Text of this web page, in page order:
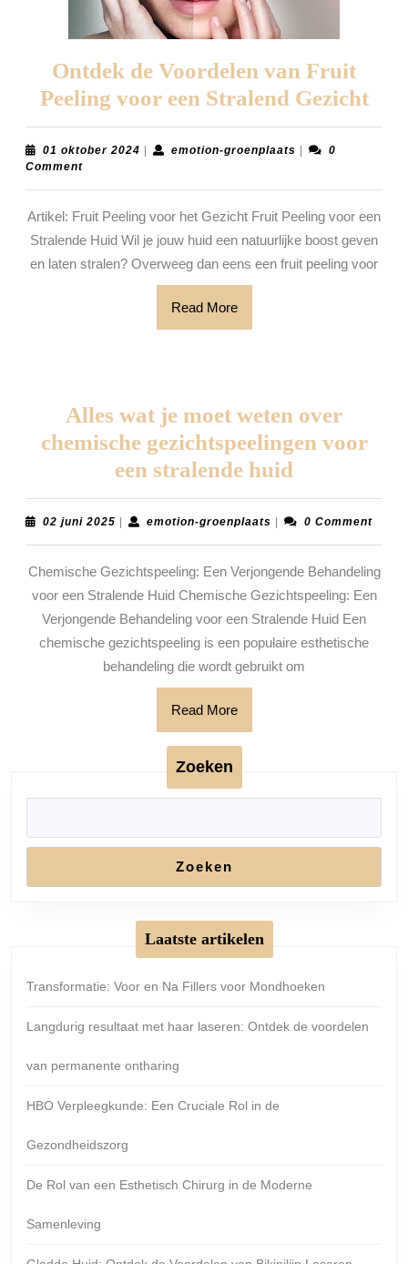
Ontdek de Voordelen van Fruit
Peeling voor een Stralend Gezicht
de
01 oktober 2024 01
| emotion-groenplaatsemotion-
|
0
Comment
Artikel: Fruit Peeling voor het Gezicht Fruit Peeling voor een
Stralende Huid Wil je jouw huid een natuurlijke boost geven
en laten stralen? Overweeg dan eens een fruit peeling voor
Read MoreRead
More
Alles wat je moet weten over
chemische gezichtspeelingen voor
een stralende huid
wat
je
moet
weten
over
chemische
02 juni 2025 02
| emotion-groenplaatsemotion-
| 0 Comment
Chemische Gezichtspeeling: Een Verjongende Behandeling
voor een Stralende Huid Chemische Gezichtspeeling: Een
Verjongende Behandeling voor een Stralende Huid Een
chemische gezichtspeeling is een populaire esthetische
behandeling die wordt gebruikt om
Read MoreRead
More
Zoeken
Zoeken
Laatste artikelen
Transformatie: Voor en Na Fillers voor Mondhoeken
Langdurig resultaat met haar laseren: Ontdek de voordelen
van permanente ontharing
HBO Verpleegkunde: Een Cruciale Rol in de
Gezondheidszorg
De Rol van een Esthetisch Chirurg in de Moderne
Samenleving